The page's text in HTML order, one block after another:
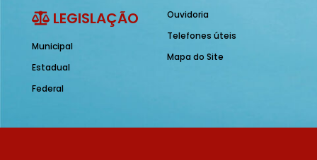
LEGISLAÇÃO
Municipal
Estadual
Federal
Ouvidoria
Telefones úteis
Mapa do Site